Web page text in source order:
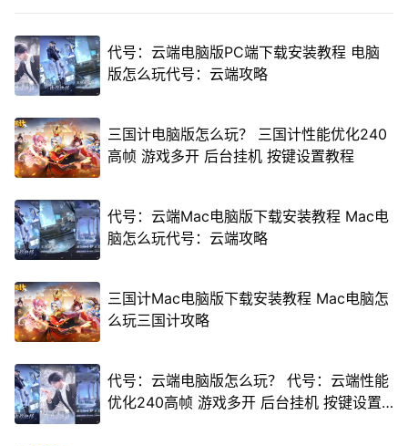
代号：云端电脑版PC端下载安装教程 电脑
版怎么玩代号：云端攻略
三国计电脑版怎么玩？ 三国计性能优化240
高帧 游戏多开 后台挂机 按键设置教程
代号：云端Mac电脑版下载安装教程 Mac电
脑怎么玩代号：云端攻略
三国计Mac电脑版下载安装教程 Mac电脑怎
么玩三国计攻略
代号：云端电脑版怎么玩？ 代号：云端性能
优化240高帧 游戏多开 后台挂机 按键设置